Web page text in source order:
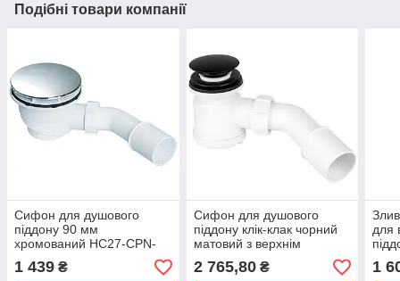
Подібні товари компанії
Сифон для душового
піддону 90 мм
хромований НС27-CPN-
1 439 ₴
Сифон для душового
піддону клік-клак чорний
матовий з верхнім
очищувальним елементом
HC26CLMB McAlpine
2 765,80₴
для
1